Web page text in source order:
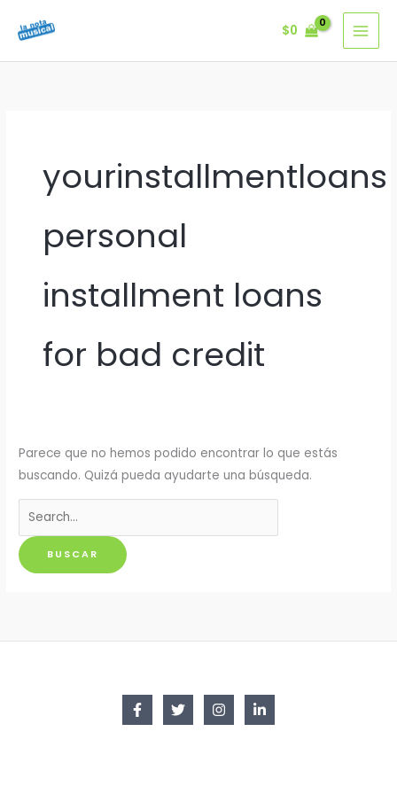
$0
yourinstallmentloans
personal
installment loans
for bad credit
Parece que no hemos podido encontrar lo que estás
buscando. Quizá pueda ayudarte una búsqueda.
Buscar
por: